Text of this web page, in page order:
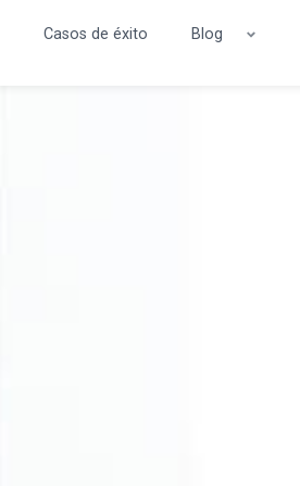
Casos de éxito Blog